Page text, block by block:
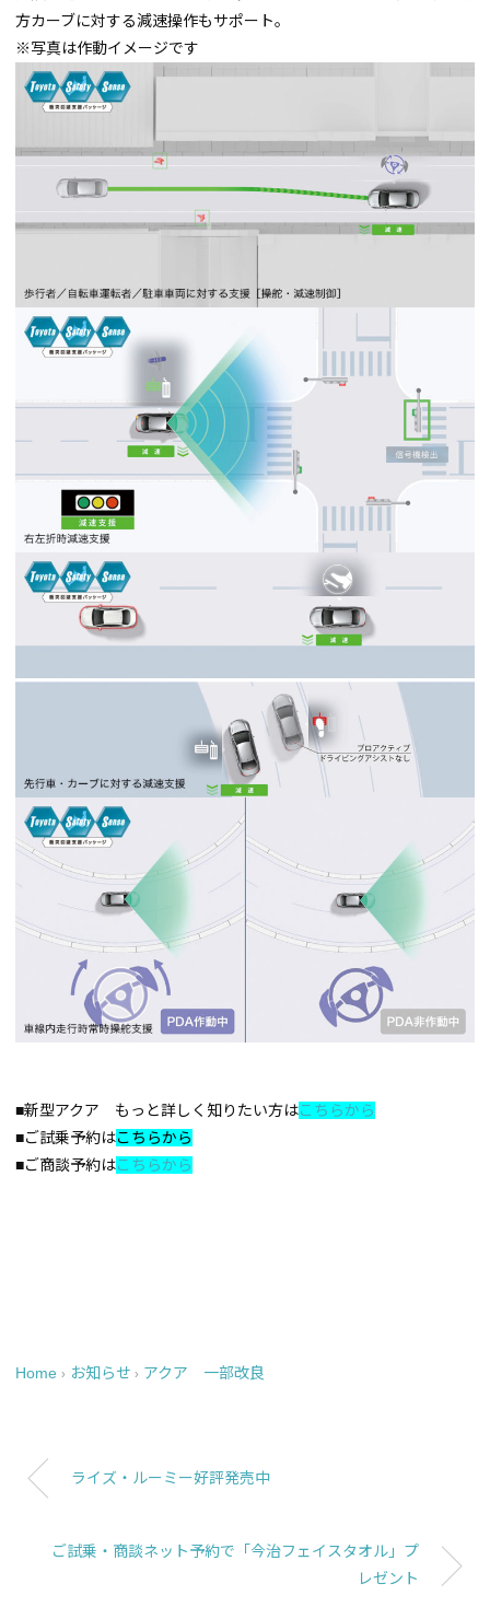
方カーブに対する減速操作もサポート。
※写真は作動イメージです
■新型アクア もっと詳しく知りたい方はこちらから
■ご試乗予約はこちらから
■ご商談予約はこちらから
Home › お知らせ › アクア 一部改良
ライズ・ルーミー好評発売中
ご試乗・商談ネット予約で「今治フェイスタオル」プ
レゼント